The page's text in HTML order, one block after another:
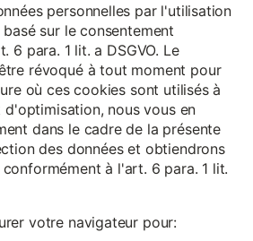
personnelles par l'utilisation
sur le consentement
6 para. 1 lit. a DSGVO. Le
révoqué à tout moment pour
où ces cookies sont utilisés à
nous vous en
dans le cadre de la présente
des données et obtiendrons
à l'art. 6 para. 1 lit.
votre navigateur pour: